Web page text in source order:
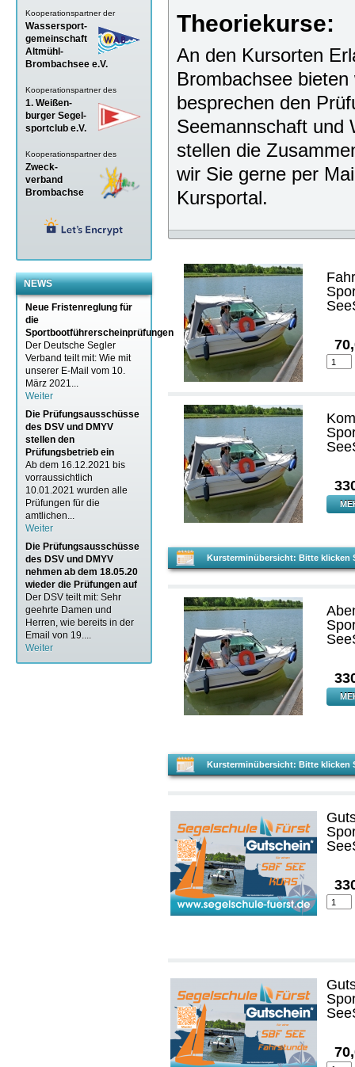
Kooperationspartner der
Wassersport-
gemeinschaft
Altmühl-
Brombachsee e.V.
Kooperationspartner des
1. Weißen-
burger Segel-
sportclub e.V.
Kooperationspartner des
Zweck-
verband
Brombachse
NEWS
Neue Fristenreglung für
die
Sportbootführerscheinprüfungen
Der Deutsche Segler
Verband teilt mit: Wie mit
unserer E-Mail vom 10.
März 2021...
Weiter
Die Prüfungsausschüsse
des DSV und DMYV
stellen den
Prüfungsbetrieb ein
Ab dem 16.12.2021 bis
vorraussichtlich
10.01.2021 wurden alle
Prüfungen für die
amtlichen...
Weiter
Die Prüfungsausschüsse
des DSV und DMYV
nehmen ab dem 18.05.20
wieder die Prüfungen auf
Der DSV teilt mit: Sehr
geehrte Damen und
Herren, wie bereits in der
Email von 19....
Weiter
Theoriekurse:
An den Kursorten
Brombachsee
besprechen den
Seemannschaft und
stellen die
wir Sie gerne per
Kursportal.
Kursterminübersicht: Bitte klicken
Kursterminübersicht: Bitte klicken